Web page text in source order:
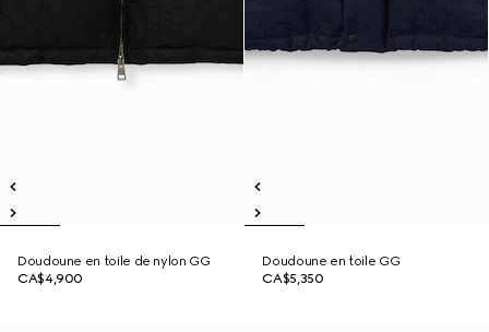
Doudoune en toile de nylon GG
CA$4,900
Doudoune en toile GG
CA$5,350